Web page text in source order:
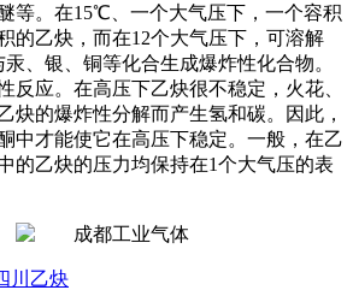
等。在15℃、一个大气压下，一个容积
的乙炔，而在12个大气压下，可溶解
、银、铜等化合生成爆炸性化合物。
反应。在高压下乙炔很不稳定，火花、
炔的爆炸性分解而产生氢和碳。因此，
中才能使它在高压下稳定。一般，在乙
的乙炔的压力均保持在1个大气压的表
川乙炔